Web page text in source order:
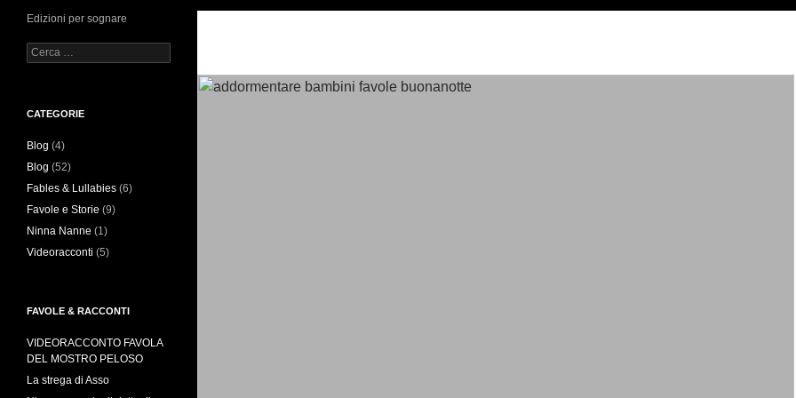
Edizioni per sognare
Ricerca
per:
CATEGORIE
Blog (4)
Blog (52)
Fables & Lullabies (6)
Favole e Storie (9)
Ninna Nanne (1)
Videoracconti (5)
FAVOLE & RACCONTI
VIDEORACCONTO FAVOLA
DEL MOSTRO PELOSO
La strega di Asso